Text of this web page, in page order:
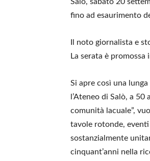
fino ad esaurimento
Il noto giornalista e
La serata è
Si apre così una
l’Ateneo di Salò, a
comunità lacuale”,
tavole rotonde,
sostanzialmente
cinquant’anni nella